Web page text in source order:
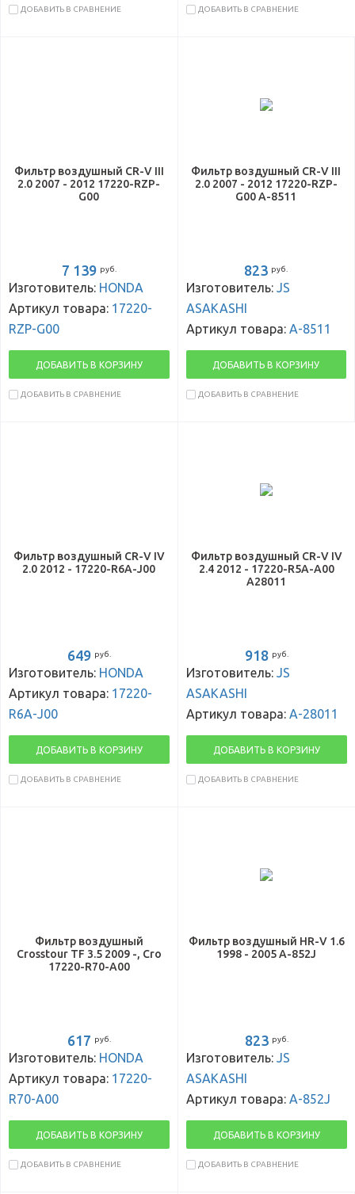
ДОБАВИТЬ В СРАВНЕНИЕ ДОБАВИТЬ В СРАВНЕНИЕ
Фильтр воздушный CR-V III
2.0 2007 - 2012 17220-RZP-
G00
7 139 руб.
Изготовитель: HONDA
Артикул товара: 17220-
RZP-G00
ДОБАВИТЬ В КОРЗИНУ
ДОБАВИТЬ В СРАВНЕНИЕ
Фильтр воздушный CR-V III
2.0 2007 - 2012 17220-RZP-
G00 A-8511
823 руб.
Изготовитель: JS
ASAKASHI
Артикул товара: A-8511
ДОБАВИТЬ В КОРЗИНУ
ДОБАВИТЬ В СРАВНЕНИЕ
Фильтр воздушный CR-V IV
2.0 2012 - 17220-R6A-J00
649 руб.
Изготовитель: HONDA
Артикул товара: 17220-
R6A-J00
ДОБАВИТЬ В КОРЗИНУ
ДОБАВИТЬ В СРАВНЕНИЕ
Фильтр воздушный CR-V IV
2.4 2012 - 17220-R5A-A00
A28011
918 руб.
Изготовитель: JS
ASAKASHI
Артикул товара: A-28011
ДОБАВИТЬ В КОРЗИНУ
ДОБАВИТЬ В СРАВНЕНИЕ
Фильтр воздушный
Crosstour TF 3.5 2009 -, Cro
17220-R70-A00
617 руб.
Изготовитель: HONDA
Артикул товара: 17220-
R70-A00
ДОБАВИТЬ В КОРЗИНУ
ДОБАВИТЬ В СРАВНЕНИЕ
Фильтр воздушный HR-V 1.6
1998 - 2005 A-852J
823 руб.
Изготовитель: JS
ASAKASHI
Артикул товара: A-852J
ДОБАВИТЬ В КОРЗИНУ
ДОБАВИТЬ В СРАВНЕНИЕ